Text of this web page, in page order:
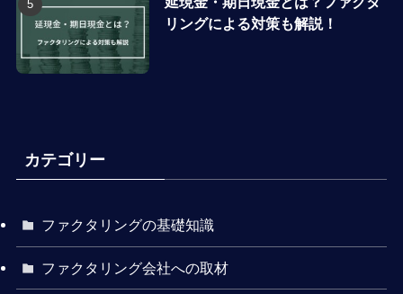
リングによる対策も解説！
カテゴリー
ファクタリングの基礎知識
ファクタリング会社への取材